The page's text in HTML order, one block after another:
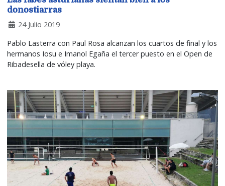
donostiarras
24 Julio 2019
Pablo Lasterra con Paul Rosa alcanzan los cuartos de final y los
hermanos Iosu e Imanol Egaña el tercer puesto en el Open de
Ribadesella de vóley playa.